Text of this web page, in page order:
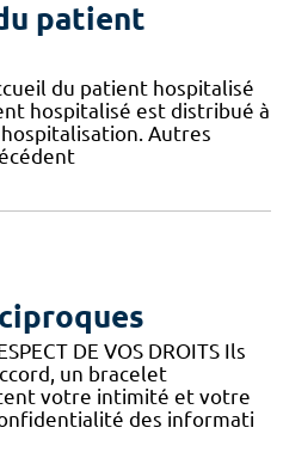
patient
du patient hospitalisé
hospitalisé est distribué à
Autres
DE VOS DROITS Ils
un bracelet
votre intimité et votre
des informati